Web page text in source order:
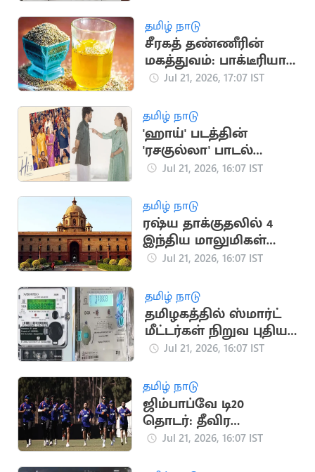
பா.ரஞ்சித்
தமிழ் நாடு
சீரகத் தண்ணீரின்
மகத்துவம்: பாக்டீரியா
தொற்று முதல் இதய
Jul 21, 2026, 17:07 IST
தமிழ் நாடு
'ஹாய்' படத்தின்
'ரசகுல்லா' பாடல்
நாளை வெளியீடு
Jul 21, 2026, 16:07 IST
தமிழ் நாடு
ரஷ்ய தாக்குதலில் 4
இந்திய மாலுமிகள்
பலி: இந்தியா
Jul 21, 2026, 16:07 IST
தமிழ் நாடு
தமிழகத்தில் ஸ்மார்ட்
மீட்டர்கள் நிறுவ புதிய
டெண்டர் பணிகள்
Jul 21, 2026, 16:07 IST
தமிழ் நாடு
ஜிம்பாப்வே டி20
தொடர்: தீவிர
பயிற்சியில் இந்திய
Jul 21, 2026, 16:07 IST